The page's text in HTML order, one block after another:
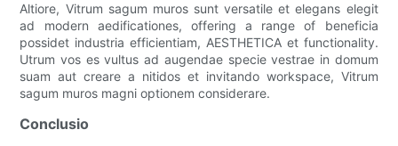
Altiore, Vitrum sagum muros sunt versatile et elegans elegit
ad modern aedificationes, offering a range of beneficia
possidet industria efficientiam, AESTHETICA et functionality.
Utrum vos es vultus ad augendae specie vestrae in domum
suam aut creare a nitidos et invitando workspace, Vitrum
sagum muros magni optionem considerare.
Conclusio